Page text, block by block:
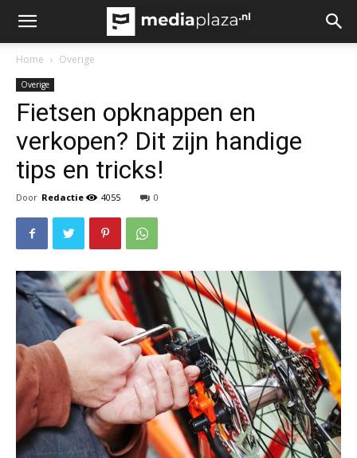
Home Overige
Overige
Fietsen opknappen en
verkopen? Dit zijn handige
tips en tricks!
Door Redactie 4055 0